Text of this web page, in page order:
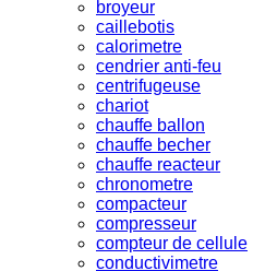
broyeur
caillebotis
calorimetre
cendrier anti-feu
centrifugeuse
chariot
chauffe ballon
chauffe becher
chauffe reacteur
chronometre
compacteur
compresseur
compteur de cellule
conductivimetre